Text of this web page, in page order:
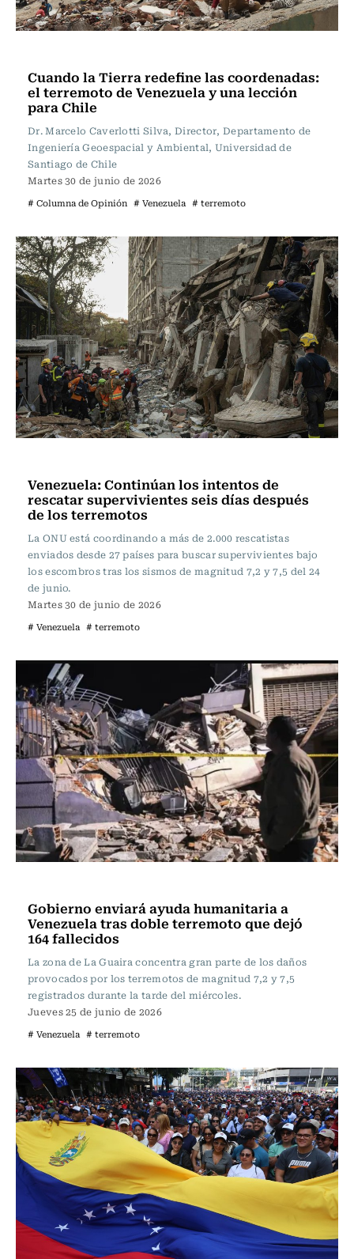
Cuando la Tierra redefine las coordenadas:
el terremoto de Venezuela y una lección
para Chile
Dr. Marcelo Caverlotti Silva, Director, Departamento de
Ingeniería Geoespacial y Ambiental, Universidad de
Santiago de Chile
Martes 30 de junio de 2026
# Columna de Opinión # Venezuela # terremoto
Venezuela: Continúan los intentos de
rescatar supervivientes seis días después
de los terremotos
La ONU está coordinando a más de 2.000 rescatistas
enviados desde 27 países para buscar supervivientes bajo
los escombros tras los sismos de magnitud 7,2 y 7,5 del 24
de junio.
Martes 30 de junio de 2026
# Venezuela # terremoto
Gobierno enviará ayuda humanitaria a
Venezuela tras doble terremoto que dejó
164 fallecidos
La zona de La Guaira concentra gran parte de los daños
provocados por los terremotos de magnitud 7,2 y 7,5
registrados durante la tarde del miércoles.
Jueves 25 de junio de 2026
# Venezuela # terremoto